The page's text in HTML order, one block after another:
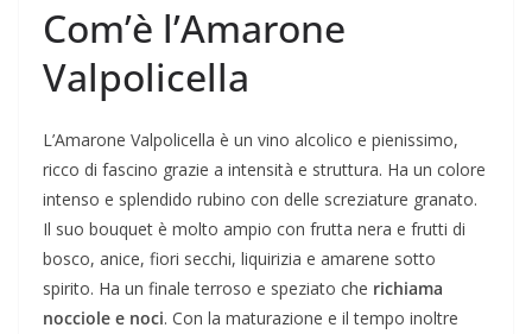
Com’è l’Amarone
Valpolicella
L’Amarone Valpolicella è un vino alcolico e pienissimo,
ricco di fascino grazie a intensità e struttura. Ha un colore
intenso e splendido rubino con delle screziature granato.
Il suo bouquet è molto ampio con frutta nera e frutti di
bosco, anice, fiori secchi, liquirizia e amarene sotto
spirito. Ha un finale terroso e speziato che richiama
nocciole e noci. Con la maturazione e il tempo inoltre